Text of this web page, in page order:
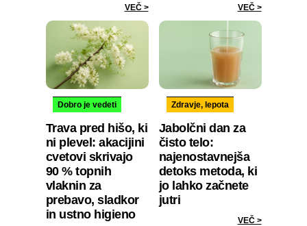
VEČ > VEČ >
Dobro je vedeti
Trava pred hišo, ki
ni plevel: akacijini
cvetovi skrivajo
90 % topnih
vlaknin za
prebavo, sladkor
in ustno higieno
Zdravje, lepota
Jabolčni dan za
čisto telo:
najenostavnejša
detoks metoda, ki
jo lahko začnete
jutri
VEČ >